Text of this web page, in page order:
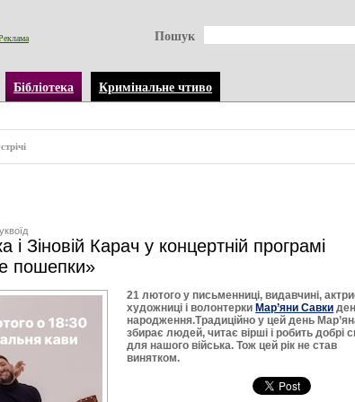
Пошук
Бібліотека Кримінальне чтиво
і Зіновій Карач у концертній програмі
пошепки»
21 лютого у письменниці, видавчині,
художниці і волонтерки Мар’яни Савки
народження.Традиційно у цей день
збирає людей, читає вірші і робить добрі
для нашого війська. Тож цей рік не став
винятком.